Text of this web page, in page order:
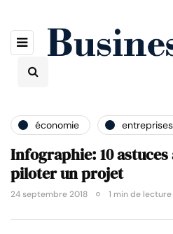
économie entreprises
Infographie: 10
piloter un projet
24 septembre 2018 1 min de lecture